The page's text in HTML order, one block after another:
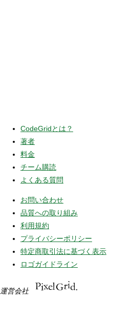
CodeGridとは？
著者
料金
チーム購読
よくある質問
お問い合わせ
品質への取り組み
利用規約
プライバシーポリシー
特定商取引法に基づく表示
ロゴガイドライン
運営会社